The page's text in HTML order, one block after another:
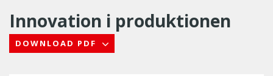
Innovation i produktionen
DOWNLOAD PDF